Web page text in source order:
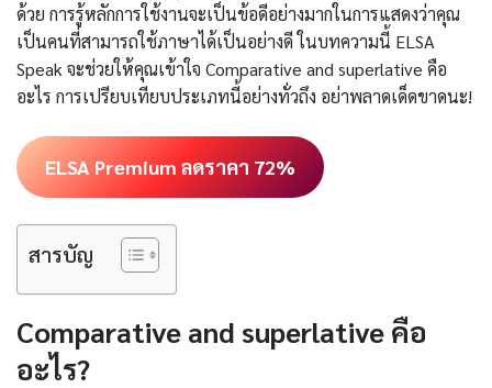
ด้วย การรู้หลักการใช้งานจะเป็นข้อดีอย่างมากในการแสดงว่าคุณ
เป็นคนที่สามารถใช้ภาษาได้เป็นอย่างดี ในบทความนี้ ELSA
Speak จะช่วยให้คุณเข้าใจ Comparative and superlative คือ
อะไร การเปรียบเทียบประเภทนี้อย่างทั่วถึง อย่าพลาดเด็ดขาดนะ!
ELSA Premium ลดราคา 72%
สารบัญ
Comparative and superlative คือ
อะไร?